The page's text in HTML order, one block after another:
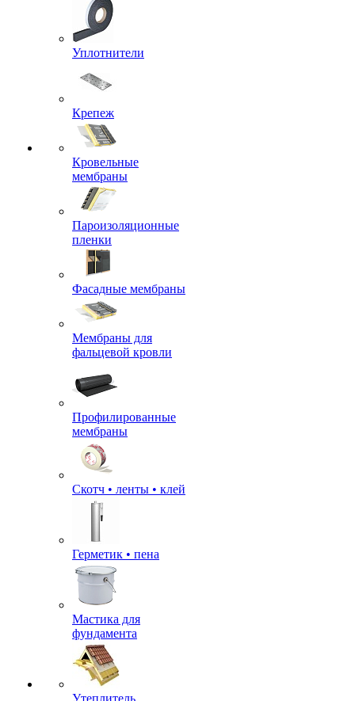
Уплотнители
Крепеж
Кровельные
мембраны
Пароизоляционные
пленки
Фасадные мембраны
Мембраны для
фальцевой кровли
Профилированные
мембраны
Скотч • ленты • клей
Герметик • пена
Мастика для
фундамента
Утеплитель